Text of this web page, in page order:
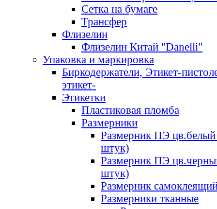
Сетка на бумаге
Трансфер
Флизелин
Флизелин Китай "Danelli"
Упаковка и маркировка
Биркодержатели, Этикет-
этикет-
Этикетки
Пластиковая пломба
Размерники
Размерник ПЭ цв.белый
штук)
Размерник ПЭ
штук)
Размерник
Размерники тканные